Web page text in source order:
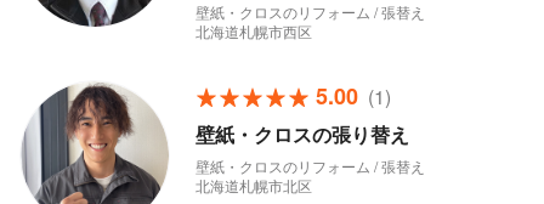
壁紙・クロスのリフォーム / 張替え
北海道札幌市西区
5.00 (1)
壁紙・クロスの張り替え
壁紙・クロスのリフォーム / 張替え
北海道札幌市北区